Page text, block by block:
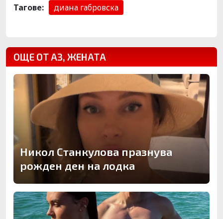
Тагове: диана габровска
ОЩЕ ОТ АЗ, ЖЕНАТА
Никол Станкулова празнува
рожден ден на лодка